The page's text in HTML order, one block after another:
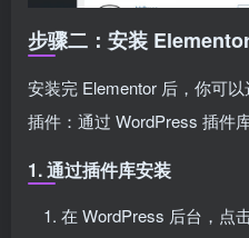
步骤二：安装
安装完 Elementor 后，你可
插件：通过 WordPress 插件
1. 通过插件库安装
在 WordPress 后台，点击